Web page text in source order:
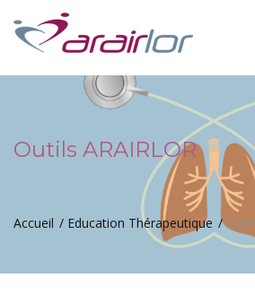
Outils ARAIRLOR
Accueil Education Thérapeutique